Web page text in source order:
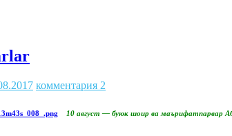
комментария 2
10 август — буюк шоир ва маърифатпарвар